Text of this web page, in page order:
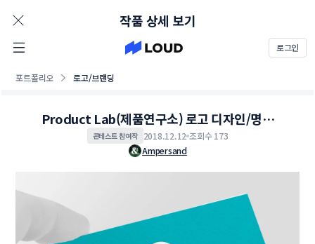
로그인
포트폴리오 로고/브랜딩
작품 상세 보기
Product Lab(제품연구소) 로고 디자인/명함
의뢰
콘테스트 참여작 2018.12.12 조회수 173
Ampersand